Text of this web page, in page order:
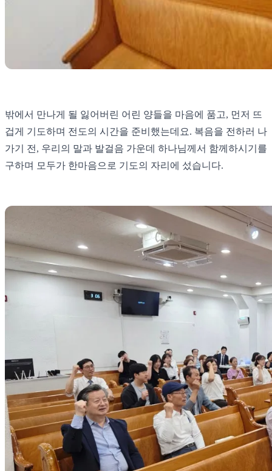
밖에서 만나게 될 잃어버린 어린 양들을 마음에 품고, 먼저 뜨
겁게 기도하며 전도의 시간을 준비했는데요. 복음을 전하러 나
가기 전, 우리의 말과 발걸음 가운데 하나님께서 함께하시기를
구하며 모두가 한마음으로 기도의 자리에 섰습니다.